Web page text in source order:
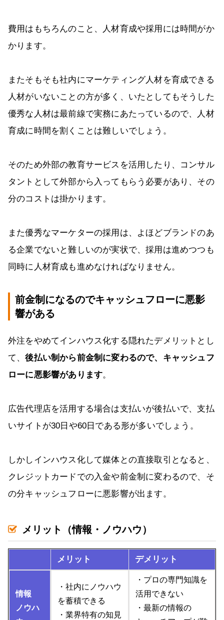
費用はもちろんのこと、人材育成や採用には時間がか
かります。
またそもそも社内にマーケティング人材を育成できる
人材がいないことの方が多く、いたとしてもそうした
優秀な人材は最前線で実務にあたっているので、人材
育成に時間を割くことは難しいでしょう。
そのため外部の教育サービスを活用したり、コンサル
タントとして外部から入ってもらう必要があり、その
分のコストは掛かります。
また優秀なマーケターの採用は、よほどブランドのあ
る企業でないと難しいのが実状で、採用は進めつつも
同時に人材育成も進めなければなりません。
前金制になるのでキャッシュフローに悪影
響がある
外注をやめてインハウス化する隠れたデメリットとし
て、後払い制から前金制に変わるので、キャッシュフ
ローに悪影響があります。
広告代理店を活用する場合は支払いが後払いで、支払
いサイトが30日や60日である形が多いでしょう。
しかしインハウス化して媒体との直接取引となると、
クレジットカードでの入金や前金制に変わるので、そ
の分キャッシュフローに悪影響が出ます。
メリット（情報・ノウハウ）
メリット デメリット
情報
ノウハ
・社内にノウハウ
を蓄積できる
・業界特有の知見
・プロの専門知識を
活用できない
・最新の情報の